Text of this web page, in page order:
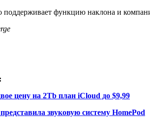
функцию наклона и
цену на 2Tb план iCloud до $9,99
звуковую систему HomePod